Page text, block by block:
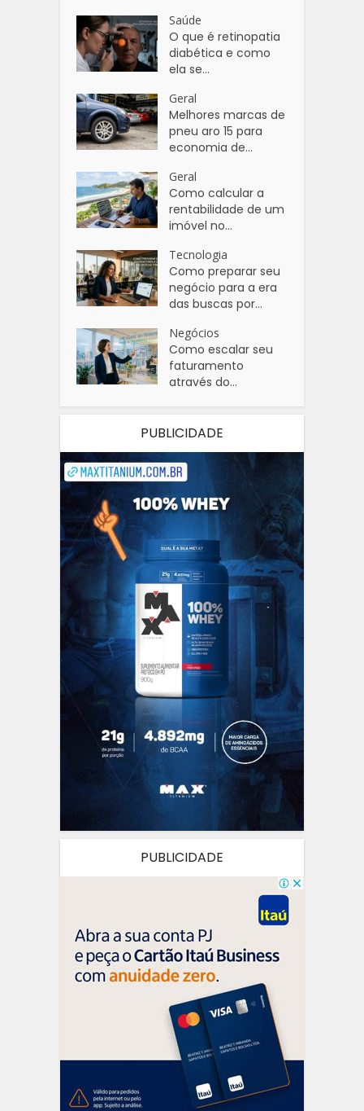
Saúde
O que é retinopatia
diabética e como
ela se...
Geral
Melhores marcas de
pneu aro 15 para
economia de...
Geral
Como calcular a
rentabilidade de um
imóvel no...
Tecnologia
Como preparar seu
negócio para a era
das buscas por...
Negócios
Como escalar seu
faturamento
através do...
PUBLICIDADE
PUBLICIDADE